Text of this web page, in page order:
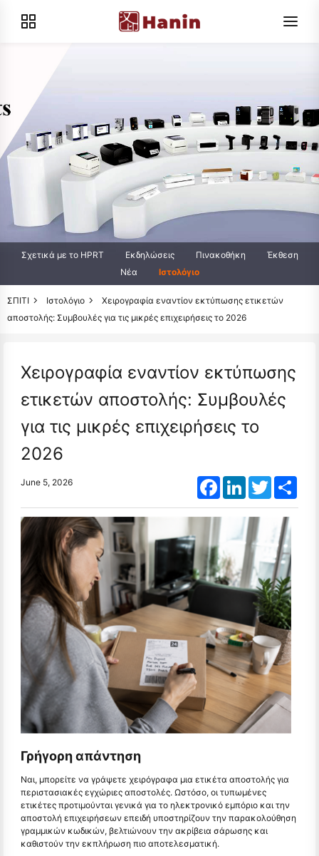
Σχετικά με το HPRT Εκδηλώσεις Πινακοθήκη
Έκθεση
Νέα
Ιστολόγιο
ΣΠΙΤΙ Ιστολόγιο
Χειρογραφία εναντίον εκτύπωσης ετικετών
αποστολής: Συμβουλές για τις μικρές επιχειρήσεις το 2026
Χειρογραφία εναντίον εκτύπωσης
ετικετών αποστολής: Συμβουλές
για τις μικρές επιχειρήσεις το
2026
June 5, 2026 FacebookLinkedInTwitter
Γρήγορη απάντηση
Ναι, μπορείτε να γράψετε χειρόγραφα μια ετικέτα αποστολής για
περιστασιακές εγχώριες αποστολές. Ωστόσο, οι τυπωμένες
ετικέτες προτιμούνται γενικά για το ηλεκτρονικό εμπόριο και την
αποστολή επιχειρήσεων επειδή υποστηρίζουν την παρακολούθηση
γραμμικών κωδικών, βελτιώνουν την ακρίβεια σάρωσης και
καθιστούν την εκπλήρωση πιο αποτελεσματική.